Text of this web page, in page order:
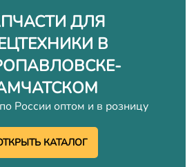
ДЛЯ
В
России оптом и в розницу
КАТАЛОГ